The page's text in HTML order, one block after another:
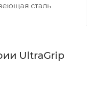
сталь
UltraGrip